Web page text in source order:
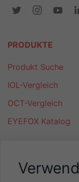
PRODUKTE
Produkt Suche
IOL-Vergleich
OCT-Vergleich
EYEFOX Katalog
Mitgliederbereich